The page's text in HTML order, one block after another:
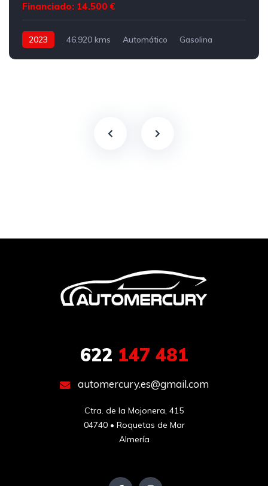
Financiado: 14.500 €
2023 46.920 kms Automático Gasolina
622 147 481
automercury.es@gmail.com
Ctra. de la Mojonera, 415
04740 • Roquetas de Mar
Almería